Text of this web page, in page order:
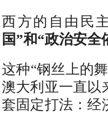
西方的自由民
国”和“政治安
这种“钢丝上的
澳大利亚一直以
套固定打法：经